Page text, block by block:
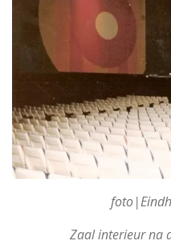
Zaal interieur na